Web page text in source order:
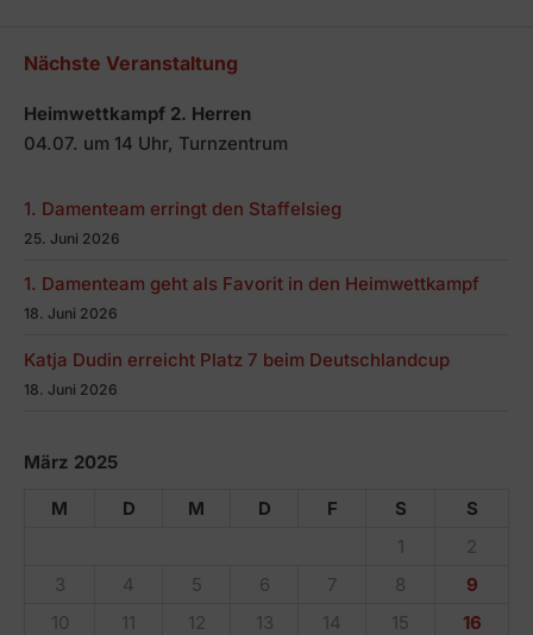
Nächste Veranstaltung
Heimwettkampf 2. Herren
04.07. um 14 Uhr, Turnzentrum
1. Damenteam erringt den Staffelsieg
25. Juni 2026
1. Damenteam geht als Favorit in den Heimwettkampf
18. Juni 2026
Katja Dudin erreicht Platz 7 beim Deutschlandcup
18. Juni 2026
März 2025
M D M D F S
S
1
2
3
4 5 6 7 8
9
10
11 12 13 14 15
16